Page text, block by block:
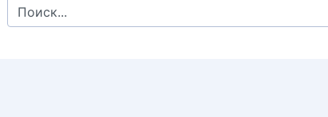
Search
for: